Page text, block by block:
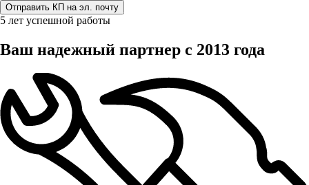
5 лет успешной работы
Ваш надежный партнер с 2013 года